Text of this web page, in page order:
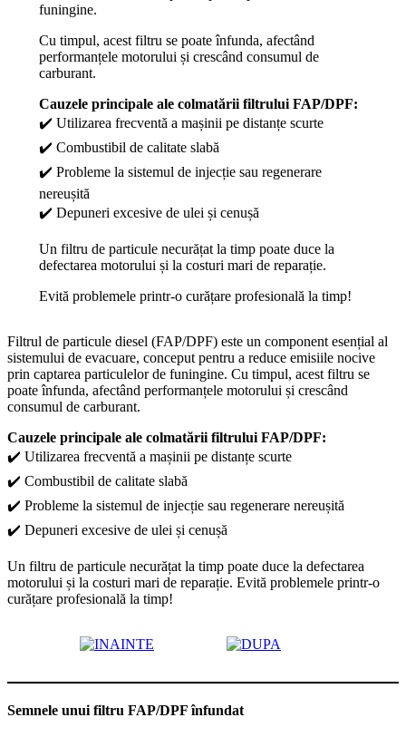
funingine.
Cu timpul, acest filtru se poate înfunda, afectând
performanțele motorului și crescând consumul de
carburant.
Cauzele principale ale colmatării filtrului FAP/DPF:
✔️ Utilizarea frecventă a mașinii pe distanțe scurte
✔️ Combustibil de calitate slabă
✔️ Probleme la sistemul de injecție sau regenerare
nereușită
✔️ Depuneri excesive de ulei și cenușă
Un filtru de particule necurățat la timp poate duce la
defectarea motorului și la costuri mari de reparație.
Evită problemele printr-o curățare profesională la timp!
Filtrul de particule diesel (FAP/DPF) este un component esențial al
sistemului de evacuare, conceput pentru a reduce emisiile nocive
prin captarea particulelor de funingine. Cu timpul, acest filtru se
poate înfunda, afectând performanțele motorului și crescând
consumul de carburant.
Cauzele principale ale colmatării filtrului FAP/DPF:
✔️ Utilizarea frecventă a mașinii pe distanțe scurte
✔️ Combustibil de calitate slabă
✔️ Probleme la sistemul de injecție sau regenerare nereușită
✔️ Depuneri excesive de ulei și cenușă
Un filtru de particule necurățat la timp poate duce la defectarea
motorului și la costuri mari de reparație. Evită problemele printr-o
curățare profesională la timp!
Semnele unui filtru FAP/DPF înfundat